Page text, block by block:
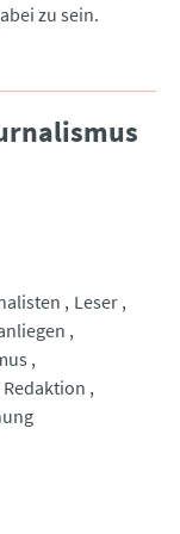
zu sein.
Leser
Redaktion